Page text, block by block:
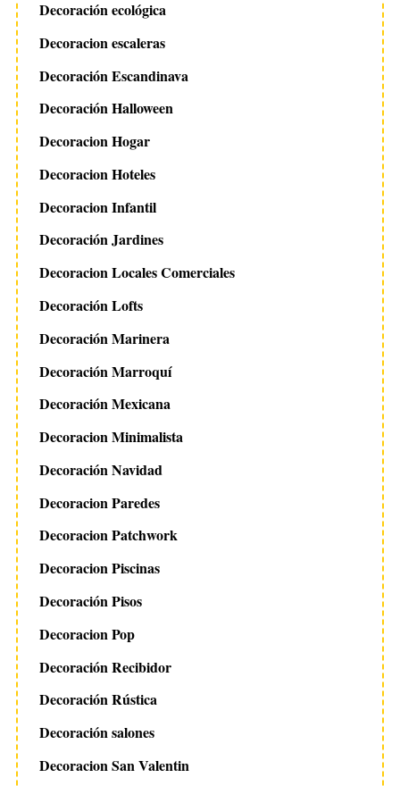
Decoración ecológica
Decoracion escaleras
Decoración Escandinava
Decoración Halloween
Decoracion Hogar
Decoracion Hoteles
Decoracion Infantil
Decoración Jardines
Decoracion Locales Comerciales
Decoración Lofts
Decoración Marinera
Decoración Marroquí
Decoración Mexicana
Decoracion Minimalista
Decoración Navidad
Decoracion Paredes
Decoracion Patchwork
Decoracion Piscinas
Decoración Pisos
Decoracion Pop
Decoración Recibidor
Decoración Rústica
Decoración salones
Decoracion San Valentin